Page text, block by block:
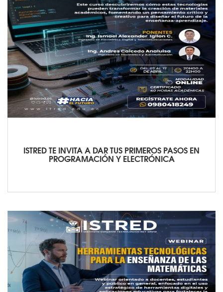
ISTRED TE INVITA A DAR TUS PRIMEROS PASOS EN
PROGRAMACIÓN Y ELECTRÓNICA